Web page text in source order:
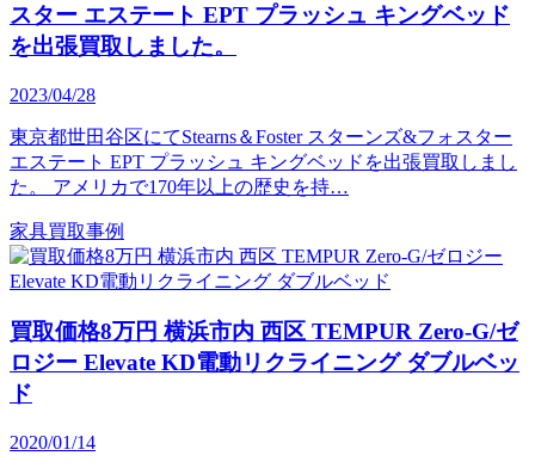
スター エステート EPT プラッシュ キングベッド
を出張買取しました。
2023/04/28
東京都世田谷区にてStearns＆Foster スターンズ&フォスター
エステート EPT プラッシュ キングベッドを出張買取しまし
た。 アメリカで170年以上の歴史を持…
家具買取事例
買取価格8万円 横浜市内 西区 TEMPUR Zero-G/ゼ
ロジー Elevate KD電動リクライニング ダブルベッ
ド
2020/01/14